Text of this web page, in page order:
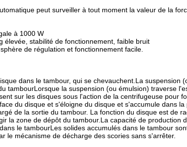
peut surveiller à tout moment la valeur de la
à 1000 W
élevée, stabilité de fonctionnement, faible bruit
de régulation et fonctionnement facile.
dans le tambour, qui se chevauchent.La suspension
tambourLorsque la suspension (ou émulsion) traverse
sur les disques sous l'action de la centrifugeuse pour
du disque et s'éloigne du disque et s'accumule dans
de la sortie du tambour. La fonction du disque est de
la zone de dépôt du tambour.La capacité de production
le tambourLes solides accumulés dans le tambour
le mécanisme de décharge des scories sans s'arrêter.